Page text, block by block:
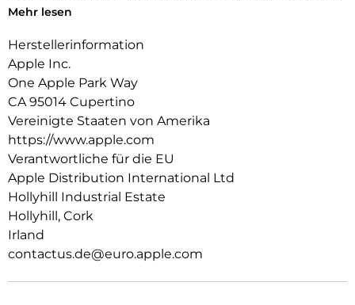
Das Case funktioniert nahtlos mit der Kamera­steuerung, um
erkennen.
Mit zwei Verbindungs­punkten lässt sich dieses Case sicher
am Crossbody Band befestigen. So kannst du dein iPhone
einfach freihändig tragen.
Mit integrierten Magneten, die sich perfekt am iPhone Air
ausrichten, hält das Case ganz einfach und sorgt für
schnelleres kabelloses Laden. Lass dein iPhone beim Laden
einfach im Case und docke dein MagSafe Ladegerät an oder
leg es auf dein Qi2.2 oder Qi zertifiziertes Ladegerät.
Wie jedes von Apple entwickelte Case durchläuft es im Laufe
des Design‑ und Fertigungs­prozesses Tausende von
Teststunden. Deshalb sieht es nicht nur großartig aus,
Mehr lesen
Herstellerinformation
Apple Inc.
One Apple Park Way
CA 95014 Cupertino
Vereinigte Staaten von Amerika
https://www.apple.com
Verantwortliche für die EU
Apple Distribution International Ltd
Hollyhill Industrial Estate
Hollyhill, Cork
Irland
contactus.de@euro.apple.com